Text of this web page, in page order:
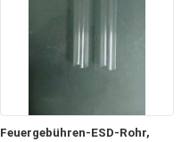
Feuergebühren-ESD-Rohr,